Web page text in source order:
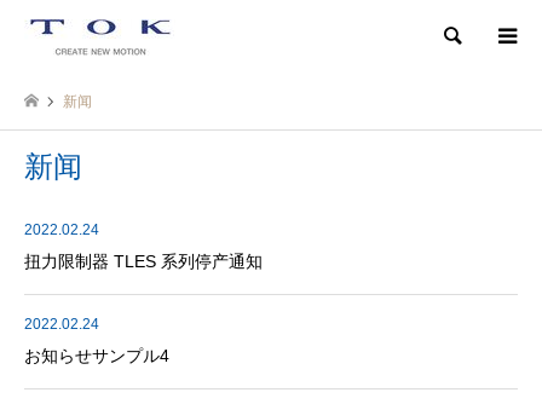
検索
新闻
新闻
2022.02.24
扭力限制器 TLES 系列停产通知
2022.02.24
お知らせサンプル4